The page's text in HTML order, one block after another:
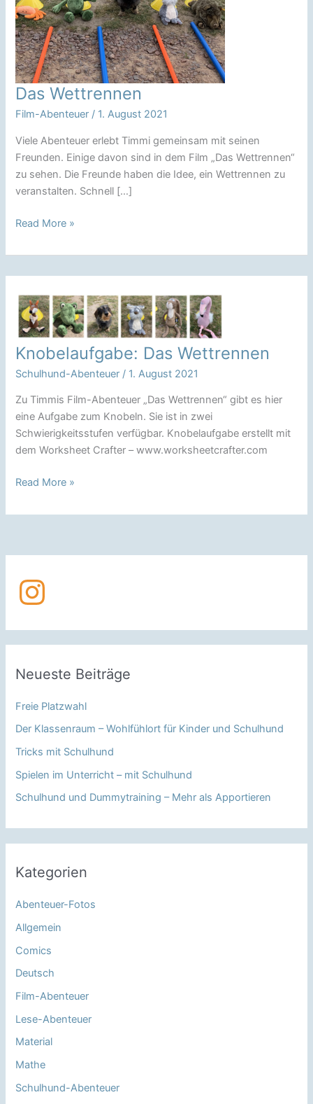
Das Wettrennen
Film-Abenteuer / 1. August 2021
Viele Abenteuer erlebt Timmi gemeinsam mit seinen
Freunden. Einige davon sind in dem Film „Das Wettrennen“
zu sehen. Die Freunde haben die Idee, ein Wettrennen zu
veranstalten. Schnell […]
Das
Read More »
Knobelaufgabe: Das Wettrennen
Schulhund-Abenteuer / 1. August 2021
Zu Timmis Film-Abenteuer „Das Wettrennen“ gibt es hier
eine Aufgabe zum Knobeln. Sie ist in zwei
Schwierigkeitsstufen verfügbar. Knobelaufgabe erstellt mit
dem Worksheet Crafter – www.worksheetcrafter.com
Knobelaufgabe:
Wettrennen
Read More »
Instagram
Neueste Beiträge
Freie Platzwahl
Der Klassenraum – Wohlfühlort für Kinder und Schulhund
Tricks mit Schulhund
Spielen im Unterricht – mit Schulhund
Schulhund und Dummytraining – Mehr als Apportieren
Kategorien
Abenteuer-Fotos
Allgemein
Comics
Deutsch
Film-Abenteuer
Lese-Abenteuer
Material
Mathe
Schulhund-Abenteuer